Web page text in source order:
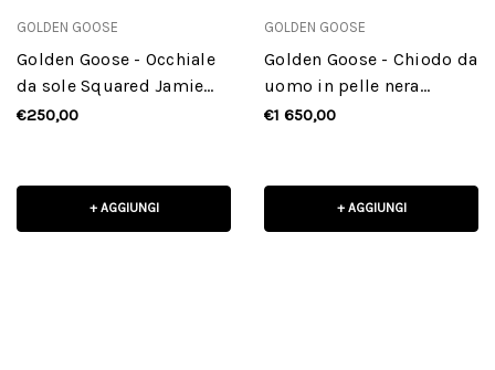
GOLDEN GOOSE
Golden Goose - Occhiale
da sole Squared Jamie
con montatura Havana
€250,00
+ AGGIUNGI
GOLDEN GOOSE
Golden Goose - Chiodo da
uomo in pelle nera
dall'effetto lucido
€1 650,00
+ AGGIUNGI